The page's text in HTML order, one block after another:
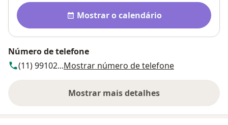
Disponibilidade
Mostrar o calendário
Número de telefone
(11) 99102...Mostrar número de telefone
Mostrar mais detalhes
sobre o endereço